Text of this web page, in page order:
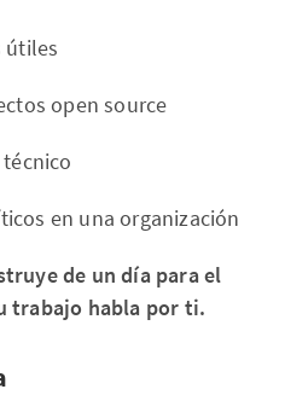
útiles
open source
en una organización
de un día para el
trabajo habla por ti.